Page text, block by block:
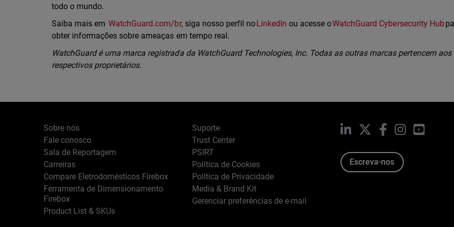
todo o mundo.
Saiba mais emWatchGuard.com/br, siga nosso perfil noLinkedIn ou acesse oWatchGuard Cybersecurity Hub
obter informações sobre ameaças em tempo real.
WatchGuard é uma marca registrada da WatchGuard Technologies, Inc. Todas as outras marcas pertencem aos
respectivos proprietários.
Sobre nós
Fale conosco
Sala de Reportagem
Carreiras
Compare Eletrodomésticos Firebox
Ferramenta de Dimensionamento
Firebox
Product List & SKUs
Suporte
Trust Center
PSIRT
Política de Cookies
Política de Privacidade
Media & Brand Kit
Gerenciar preferências de e-mail
LinkedIn Facebook
Instagram
Escreva-nos